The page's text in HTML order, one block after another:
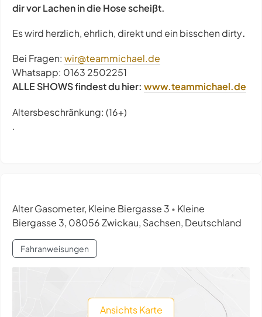
dir vor Lachen in die Hose scheißt.
Es wird herzlich, ehrlich, direkt und ein bisschen dirty.
Bei Fragen: wir@teammichael.de
Whatsapp: 0163 2502251
ALLE SHOWS findest du hier: www.teammichael.de
Altersbeschränkung: (16+)
.
Alter Gasometer, Kleine Biergasse 3 • Kleine
Biergasse 3, 08056 Zwickau, Sachsen, Deutschland
Fahranweisungen
Ansichts Karte